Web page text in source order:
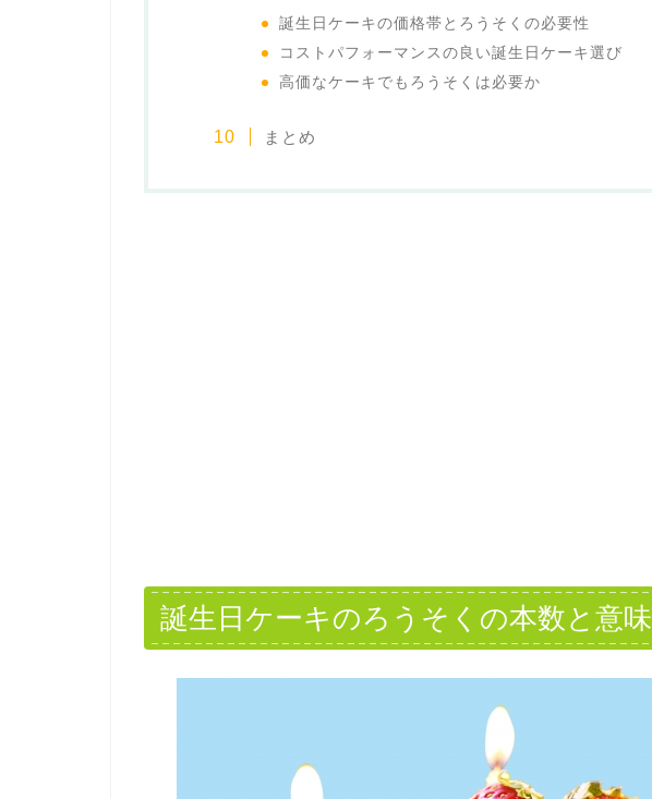
誕生日ケーキの価格帯とろうそくの必要性
コストパフォーマンスの良い誕生日ケーキ選び
高価なケーキでもろうそくは必要か
まとめ
誕生日ケーキのろうそくの本数と意味